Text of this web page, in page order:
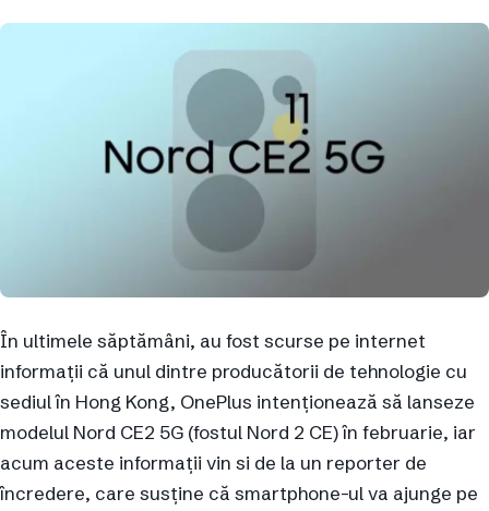
În ultimele săptămâni, au fost scurse pe internet
informații că unul dintre producătorii de tehnologie cu
sediul în Hong Kong, OnePlus intenționează să lanseze
modelul Nord CE2 5G (fostul Nord 2 CE) în februarie, iar
acum aceste informații vin si de la un reporter de
încredere, care susține că smartphone-ul va ajunge pe